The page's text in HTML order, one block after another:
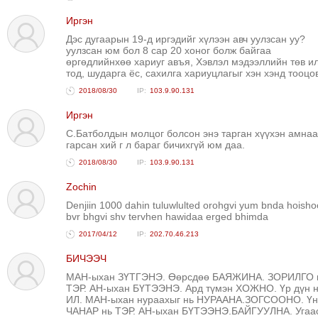
Иргэн
Дэс дугаарын 19-д иргэдийг хүлээн авч уулзсан уу?
уулзсан юм бол 8 сар 20 хоног болж байгаа
өргөдлийнхөө хариуг авъя, Хэвлэл мэдээллийн төв
тод, шударга ёс, сахилга хариуцлагыг хэн хэнд
2018/08/30 103.9.90.131
Иргэн
С.Батболдын молцог болсон энэ тарган хүүхэн
гарсан хий г л бараг бичихгүй юм даа.
2018/08/30 103.9.90.131
Zochin
Denjiin 1000 dahin tuluwlulted orohgvi yum bnda
bvr bhgvi shv tervhen hawidaa erged bhimda
2017/04/12 202.70.46.213
БИЧЭЭЧ
МАН-ыхан ЗҮТГЭНЭ. Өөрсдөө БАЯЖИНА. ЗОРИЛГО
ТЭР. АН-ыхан БҮТЭЭНЭ. Ард түмэн ХОЖНО. Үр дүн
ИЛ. МАН-ыхан нураахыг нь НУРААНА.ЗОГСООНО.
ЧАНАР нь ТЭР. АН-ыхан БҮТЭЭНЭ.БАЙГУУЛНА.